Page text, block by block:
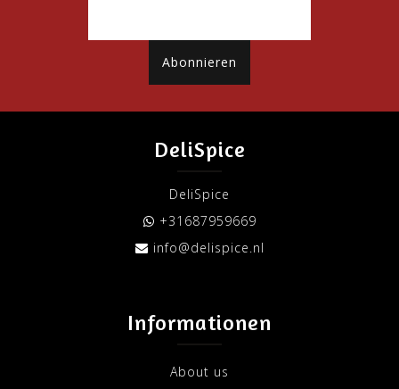
Abonnieren
DeliSpice
DeliSpice
+31687959669
info@delispice.nl
Informationen
About us